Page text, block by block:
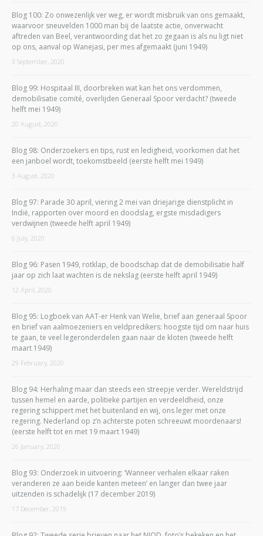
Blog 100: Zo onwezenlijk ver weg, er wordt misbruik van ons gemaakt,
waarvoor sneuvelden 1000 man bij de laatste actie, onverwacht
aftreden van Beel, verantwoording dat het zo gegaan is als nu ligt niet
op ons, aanval op Wanejasi, per mes afgemaakt (juni 1949)
3 September, 2020
Blog 99: Hospitaal III, doorbreken wat kan het ons verdommen,
demobilisatie comité, overlijden Generaal Spoor verdacht? (tweede
helft mei 1949)
20 August, 2020
Blog 98: Onderzoekers en tips, rust en ledigheid, voorkomen dat het
een janboel wordt, toekomstbeeld (eerste helft mei 1949)
3 August, 2020
Blog 97: Parade 30 april, viering 2 mei van driejarige dienstplicht in
Indië, rapporten over moord en doodslag, ergste misdadigers
verdwijnen (tweede helft april 1949)
6 July, 2020
Blog 96: Pasen 1949, rotklap, de boodschap dat de demobilisatie half
jaar op zich laat wachten is de nekslag (eerste helft april 1949)
12 April, 2020
Blog 95: Logboek van AAT-er Henk van Welie, brief aan generaal Spoor
en brief van aalmoezeniers en veldpredikers: hoogste tijd om naar huis
te gaan, te veel legeronderdelen gaan naar de kloten (tweede helft
maart 1949)
29 February, 2020
Blog 94: Herhaling maar dan steeds een streepje verder. Wereldstrijd
tussen hemel en aarde, politieke partijen en verdeeldheid, onze
regering schippert met het buitenland en wij, ons leger met onze
regering. Nederland op z’n achterste poten schreeuwt moordenaars!
(eerste helft tot en met 19 maart 1949)
26 January, 2020
Blog 93: Onderzoek in uitvoering: ‘Wanneer verhalen elkaar raken
veranderen ze aan beide kanten meteen’ en langer dan twee jaar
uitzenden is schadelijk (17 december 2019)
17 December, 2019